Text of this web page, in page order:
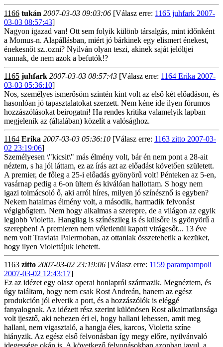
1166 tukán 2007-03-03 09:03:06 [Válasz erre: 1165 juhfark 2007-
03-03 08:57:43]
Nagyon igazad van! Ott sem folyik különb társalgás, mint időnként
a Momus-n. Alapállásban, miért jó bárkinek egy elismert énekest,
énekesnőt sz..ozni? Nyilván olyan teszi, akinek saját jelöltjei
vannak, de nem azok a befutók!?
1165 juhfark 2007-03-03 08:57:43 [Válasz erre: 1164 Erika 2007-
03-03 05:36:10]
Nos, személyes ismerősöm szintén kint volt az első két előadáson, és
hasonlóan jó tapasztalatokat szerzett. Nem kéne ide ilyen fórumos
hozzászólásokat beirogatni! Ha rendes kritika valamelyik lapban
megjelenik az (általában) közelít a valósághoz.
1164 Erika 2007-03-03 05:36:10 [Válasz erre: 1163 zitto 2007-03-
02 23:19:06]
Személyesen \"kicsit\" más élmény volt, bár én nem pont a 28-ait
néztem, s ha jól láttam, ez az írás azt az előadást követően született.
A premier, de főleg a 25-i előadás gyönyörű volt! Pénteken az 5-en,
vasárnap pedig a 6-on ültem és kiválóan hallottam. S hogy nem
igazi tolmácsoló ő, aki arról híres, milyen jó színésznő is egyben?
Nekem hatalmas élmény volt, a második, harmadik felvonást
végigbőgtem. Nem hogy alkalmas a szerepre, de a világon az egyik
legjobb Violetta. Hangilag is színészileg is és külsőre is gyönyörű a
szerepben! A premieren nem véletlenül kapott virágesőt... 13 éve
nem volt Traviata Palermoban, az ottaniak összetehetik a kezüket,
hogy ilyen Violettájuk lehetett.
1163 zitto 2007-03-02 23:19:06 [Válasz erre: 1159 parampampoli
2007-03-02 12:43:17]
Ez az idézet egy olasz operai honlapról származik. Megnéztem, és
úgy találtam, hogy nem csak Rost Andreán, hanem az egész
produkción jól elverik a port, és a hozzászólók is eléggé
fanyalognak. Az idézett rész szerint különösen Rost alkalmatlansága
volt ijesztő, aki nehezen éri el, hogy hallani lehessen, amit meg
hallani, nem vigasztaló, a hangja éles, karcos, Violetta színe
hiányzik. Az egész első felvonásban így megy előre, nyilvánvaló
idegessége okán is. A következő felvonásokban azonban javul, a